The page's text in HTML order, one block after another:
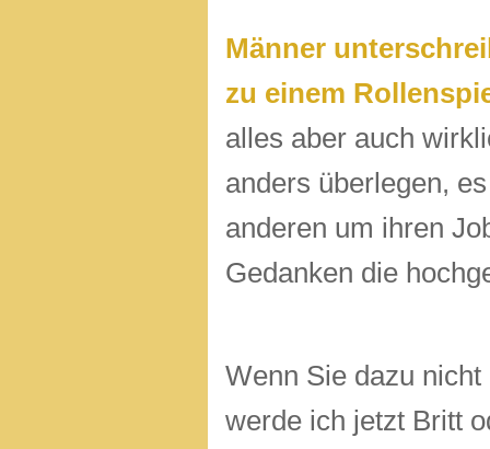
Männer
zu einem
alles aber auch
anders überlegen,
anderen um
Gedanken die
Wenn Sie dazu
werde ich jetzt Britt